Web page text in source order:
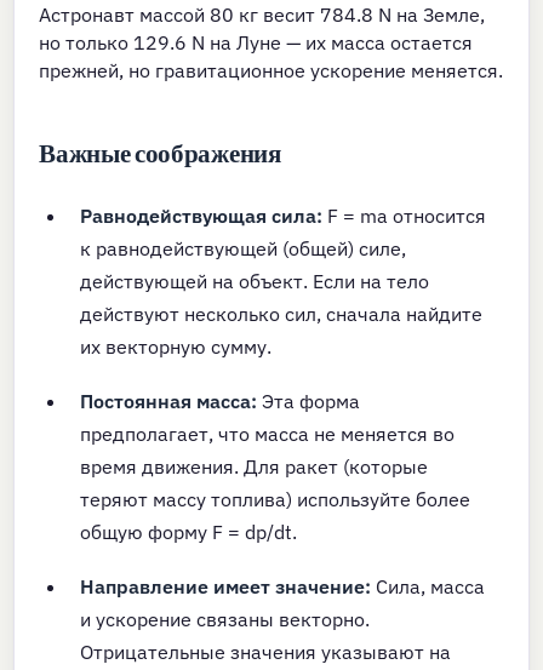
Астронавт массой 80 кг весит 784.8 N на Земле,
но только 129.6 N на Луне — их масса остается
прежней, но гравитационное ускорение меняется.
Важные соображения
Равнодействующая сила: F = ma относится
к равнодействующей (общей) силе,
действующей на объект. Если на тело
действуют несколько сил, сначала найдите
их векторную сумму.
Постоянная масса: Эта форма
предполагает, что масса не меняется во
время движения. Для ракет (которые
теряют массу топлива) используйте более
общую форму F = dp/dt.
Направление имеет значение: Сила, масса
и ускорение связаны векторно.
Отрицательные значения указывают на